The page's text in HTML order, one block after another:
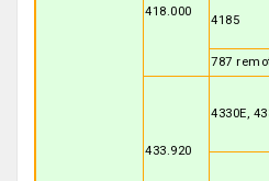
418.000
4185
787
433.920
4330E,